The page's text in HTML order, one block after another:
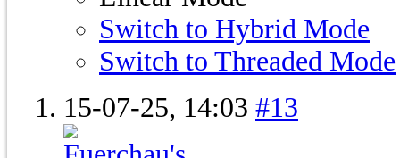
Switch to Hybrid Mode
Switch to Threaded Mode
15-07-25, 14:03 #13